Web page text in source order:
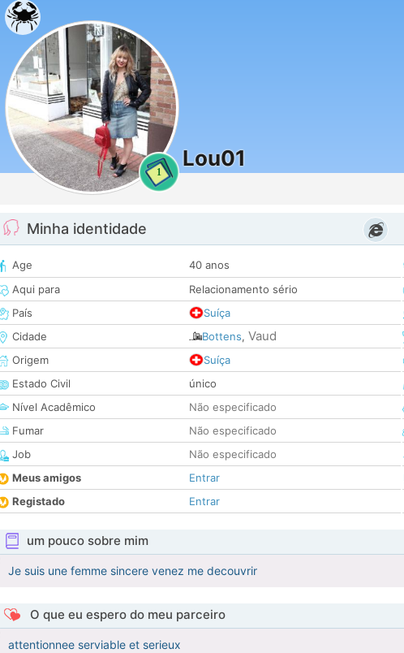
1
Lou01
Minha identidade
Age
40 anos
Aqui para
Relacionamento sério
País
Suíça
Cidade
Bottens, Vaud
Origem
Suíça
Estado Civil
único
Nível Acadêmico
Não especificado
Fumar
Não especificado
Job
Não especificado
Meus amigos
Entrar
Registado
Entrar
um pouco sobre mim
Je suis une femme sincere venez me decouvrir
O que eu espero do meu parceiro
attentionnee serviable et serieux